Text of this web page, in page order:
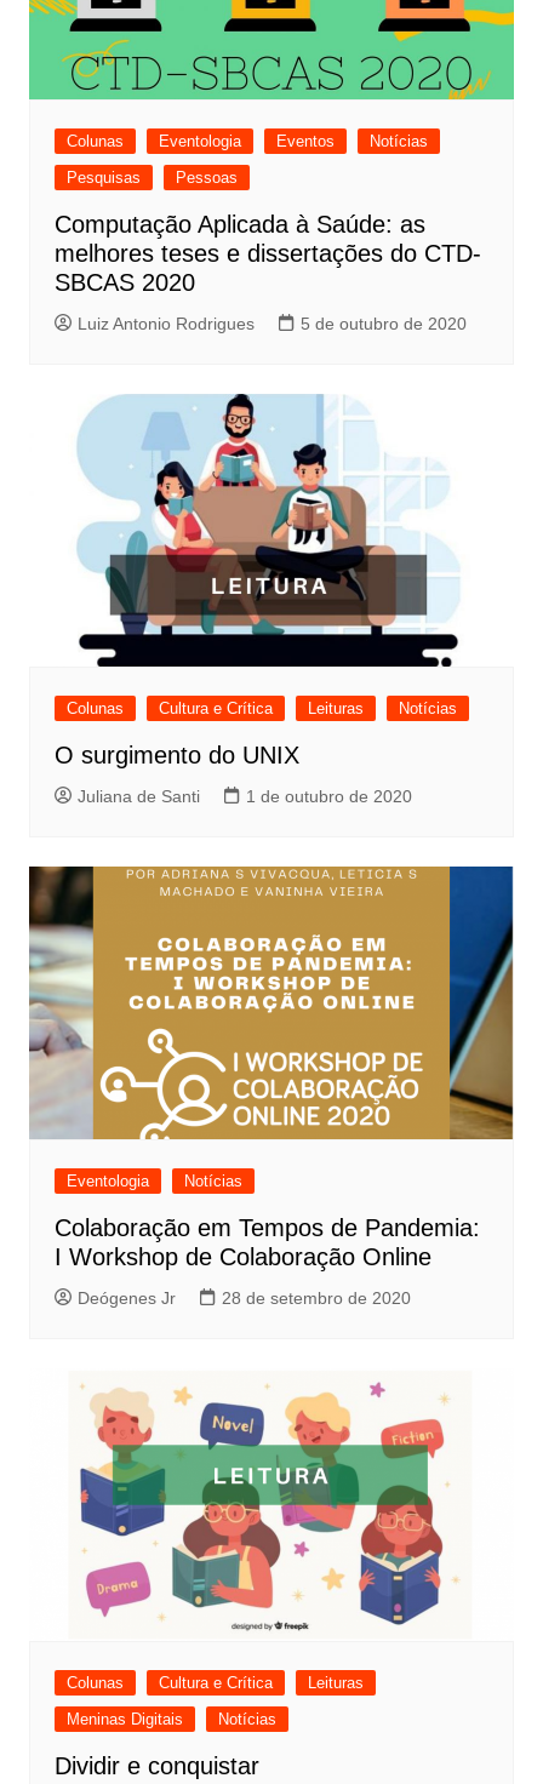
Colunas Eventologia Eventos
Notícias
Pesquisas
Pessoas
Computação Aplicada à Saúde: as
melhores teses e dissertações do CTD-
SBCAS 2020
Luiz Antonio Rodrigues 5 de outubro de 2020
Colunas Cultura e Crítica Leituras Notícias
O surgimento do UNIX
Juliana de Santi 1 de outubro de 2020
Eventologia Notícias
Colaboração em Tempos de Pandemia:
I Workshop de Colaboração Online
Deógenes Jr 28 de setembro de 2020
Colunas Cultura e Crítica
Leituras
Meninas Digitais
Notícias
Dividir e conquistar